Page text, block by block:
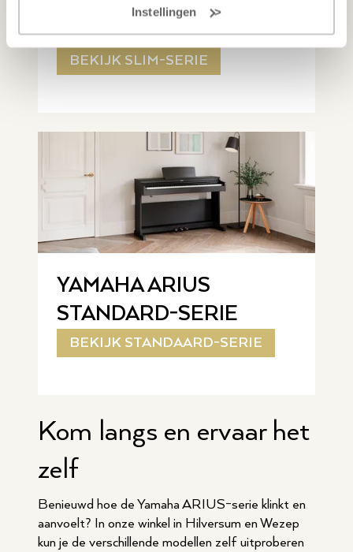
Instellingen
SERIE
BEKIJK SLIM-SERIE
YAMAHA ARIUS
STANDARD-SERIE
BEKIJK STANDAARD-SERIE
Kom langs en ervaar het
zelf
Benieuwd hoe de Yamaha ARIUS-serie klinkt en
aanvoelt? In onze winkel in Hilversum en Wezep
kun je de verschillende modellen zelf uitproberen